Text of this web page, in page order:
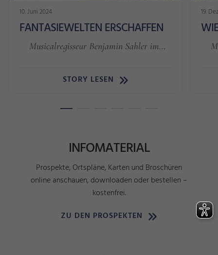
10. Juni 2024
FANTASIEWELTEN ERSCHAFFEN
Musicalregisseur Benjamin Sahler im…
STORY LESEN
19.
INFOMATERIAL
Prospekte, Ortspläne, Karten und Broschüren
online anschauen, downloaden oder bestellen –
kostenfrei.
ZU DEN PROSPEKTEN